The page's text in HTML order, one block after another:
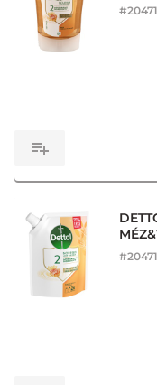
#
#